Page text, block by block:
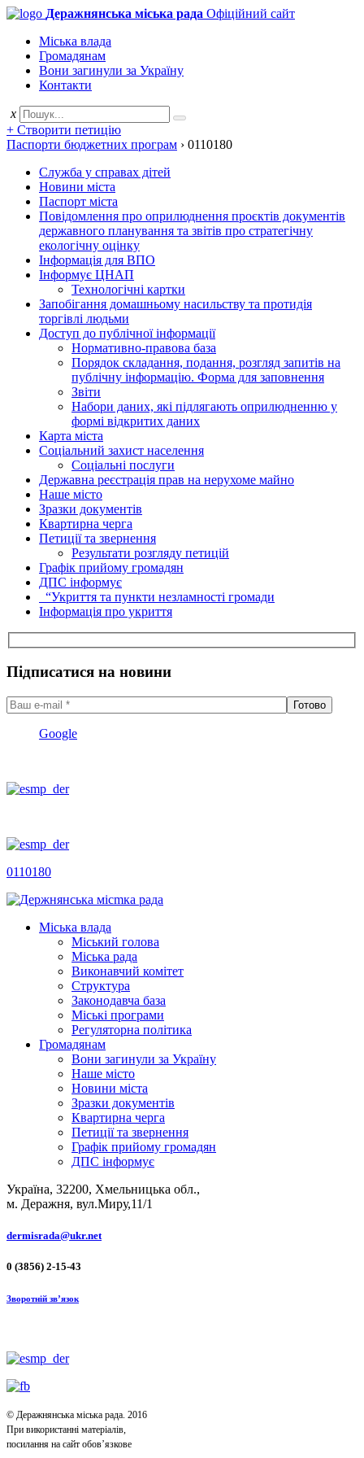
Деражнянська міська рада Офіційний сайт
Міська влада
Громадянам
Вони загинули за Україну
Контакти
x
+ Створити петицію
Паспорти бюджетних програм › 0110180
Служба у справах дітей
Новини міста
Паспорт міста
Повідомлення про оприлюднення проєктів документів
державного планування та звітів про стратегічну
екологічну оцінку
Інформація для ВПО
Інформує ЦНАП
Технологічні картки
Запобігання домашньому насильству та протидія
торгівлі людьми
Доступ до публічної інформації
Нормативно-правова база
Порядок складання, подання, розгляд запитів на
публічну інформацію. Форма для заповнення
Звіти
Набори даних, які підлягають оприлюдненню у
формі відкритих даних
Карта міста
Соціальний захист населення
Соціальні послуги
Державна реєстрація прав на нерухоме майно
Наше місто
Зразки документів
Квартирна черга
Петиції та звернення
Результати розгляду петицій
Графік прийому громадян
ДПС інформує
“Укриття та пункти незламності громади
Інформація про укриття
Підписатися на новини
Google
0110180
Міська влада
Міський голова
Міська рада
Виконавчий комітет
Структура
Законодавча база
Міські програми
Регуляторна політика
Громадянам
Вони загинули за Україну
Наше місто
Новини міста
Зразки документів
Квартирна черга
Петиції та звернення
Графік прийому громадян
ДПС інформує
Україна, 32200, Хмельницька обл.,
м. Деражня, вул.Миру,11/1
dermisrada@ukr.net
0 (3856) 2-15-43
Зворотній зв’язок
© Деражнянська міська рада. 2016
При використанні матеріалів,
посилання на сайт обов’язкове